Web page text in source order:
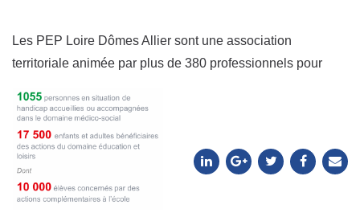
Les PEP Loire Dômes Allier sont une association
territoriale animée par plus de 380 professionnels pour